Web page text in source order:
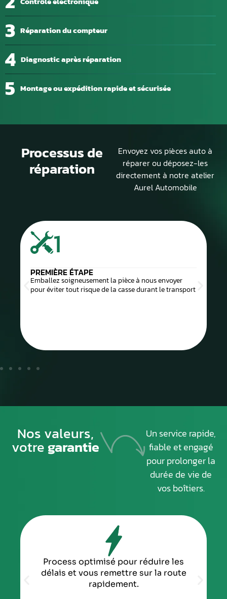
3 Réparation du compteur
4 Diagnostic après réparation
5 Montage ou expédition rapide et sécurisée
Processus de
réparation
Envoyez vos pièces auto à
réparer ou déposez-les
directement à notre atelier
Aurel Automobile
1
PREMIÈRE ÉTAPE
Emballez soigneusement la pièce à nous envoyer
pour éviter tout risque de la casse durant le transport
Nos valeurs,
votregarantie
Un service rapide,
fiable et engagé
pour prolonger la
durée de vie de
vos boîtiers.
Process optimisé pour réduire les
délais et vous remettre sur la route
rapidement.